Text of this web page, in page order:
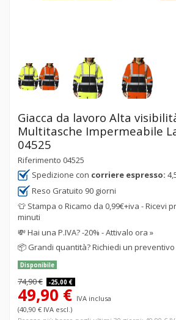
Giacca da lavoro Alta
Multitasche Impermeabile
04525
Riferimento 04525
Spedizione con corriere espresso:
Reso Gratuito 90 giorni
👕 Stampa o Ricamo da 0,99€+iva - Ricevi
minuti
💸Hai una P.IVA? -20% - Attivalo ora »
📦 Grandi quantità? Richiedi un
Disponibile
74,90 € -25,00 €
49,90 € IVA inclusa
(40,90 € IVA escl.)